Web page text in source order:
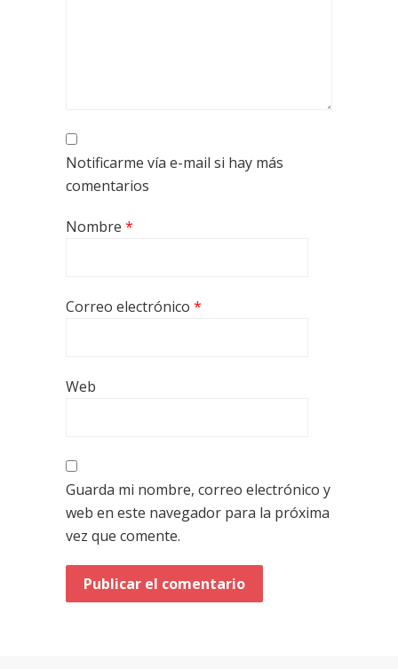
Notificarme vía e-mail si hay más
comentarios
Nombre *
Correo electrónico *
Web
Guarda mi nombre, correo electrónico y
web en este navegador para la próxima
vez que comente.